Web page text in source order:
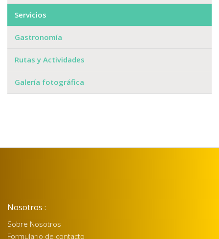
Servicios
Gastronomía
Rutas y Actividades
Galería fotográfica
Nosotros :
Sobre Nosotros
Formulario de contacto